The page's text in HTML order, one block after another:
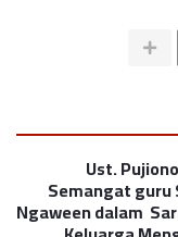
Ust.
Semangat guru
Ngaween dalam